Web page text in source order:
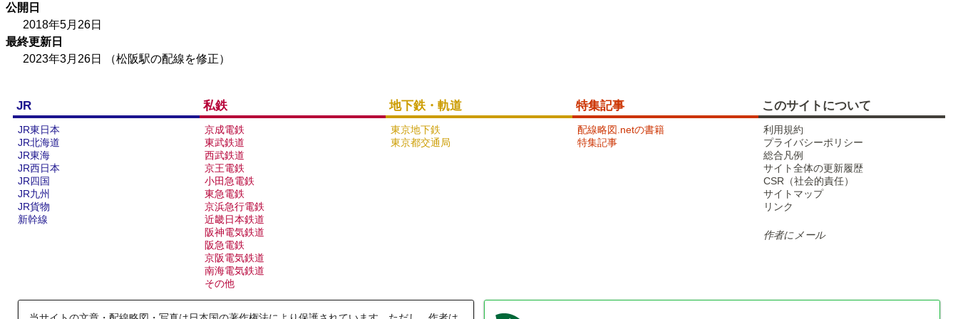
13
16
公開日
2018年5月26日
最終更新日
2023年3月26日
（松阪駅の配線を修正）
JR
JR東日本
JR北海道
JR東海
JR西日本
JR四国
JR九州
JR貨物
新幹線
私鉄
京成電鉄
東武鉄道
西武鉄道
京王電鉄
小田急電鉄
東急電鉄
京浜急行電鉄
近畿日本鉄道
阪神電気鉄道
阪急電鉄
京阪電気鉄道
南海電気鉄道
その他
地下鉄・軌道
東京地下鉄
東京都交通局
特集記事
配線略図.netの書籍
特集記事
このサイトについて
利用規約
プライバシーポリシー
総合凡例
サイト全体の更新履歴
CSR（社会的責任）
サイトマップ
リンク
作者にメール